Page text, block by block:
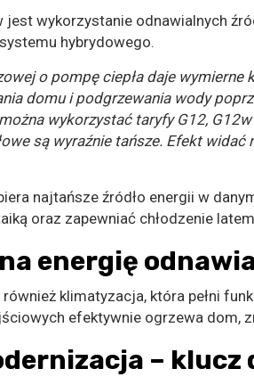
wykorzystanie odnawialnych
hybrydowego.
o pompę ciepła daje
domu i podgrzewania wody
wykorzystać taryfy G12,
są wyraźnie tańsze. Efekt widać
najtańsze źródło energii w
oraz zapewniać chłodzenie
energię
klimatyzacja, która pełni
efektywnie ogrzewa dom,
– klucz